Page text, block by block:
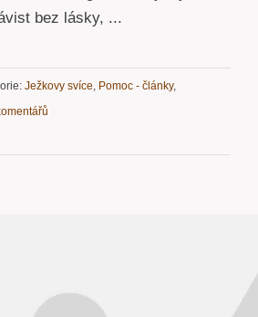
bez lásky, ...
Ježkovy svíce Pomoc - články,